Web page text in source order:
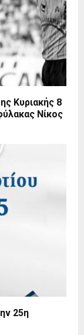
Κυριακής 8
Νίκος
25η